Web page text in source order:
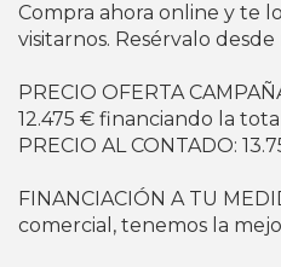
Compra ahora online y te
visitarnos. Resérvalo
PRECIO OFERTA
12.475 € financiando la
PRECIO AL CONTADO:
FINANCIACIÓN A TU
comercial, tenemos la